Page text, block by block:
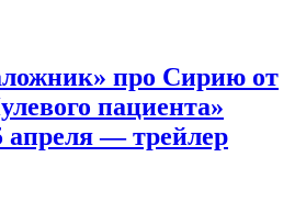
про Сирию от
пациента»
апреля — трейлер